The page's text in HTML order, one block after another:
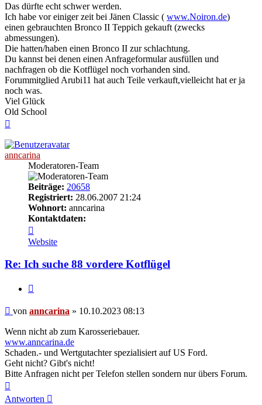
Das dürfte echt schwer werden.
Ich habe vor einiger zeit bei Jänen Classic ( www.Noiron.de)
einen gebrauchten Bronco II Teppich gekauft (zwecks
abmessungen).
Die hatten/haben einen Bronco II zur schlachtung.
Du kannst bei denen einen Anfrageformular ausfüllen und
nachfragen ob die Kotflügel noch vorhanden sind.
Forummitglied Arubi11 hat auch Teile verkauft,vielleicht hat er ja
noch was.
Viel Glück
Old School
anncarina
Moderatoren-Team
Beiträge: 20658
Registriert: 28.06.2007 21:24
Wohnort: anncarina
Kontaktdaten:
von
anncarina
Website
Re: Ich suche 88 vordere Kotflügel
Beitrag
von anncarina » 10.10.2023 08:13
Wenn nicht ab zum Karosseriebauer.
www.anncarina.de
Schaden.- und Wertgutachter spezialisiert auf US Ford.
Geht nicht? Gibt's nicht!
Bitte Anfragen nicht per Telefon stellen sondern nur übers Forum.
oben
Antworten